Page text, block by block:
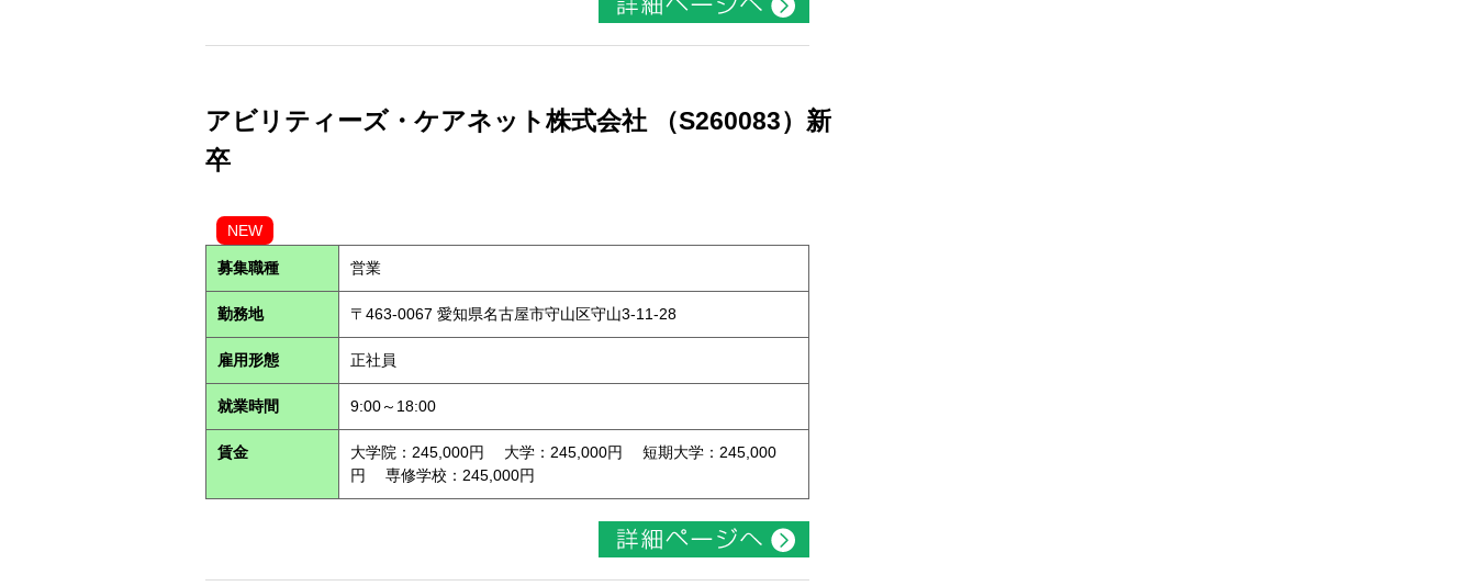
アビリティーズ・ケアネット株式会社 （S260083）新
卒
NEW
募集職種 営業
勤務地 〒463-0067 愛知県名古屋市守山区守山3-11-28
雇用形態 正社員
就業時間 9:00～18:00
賃金
大学院：245,000円 大学：245,000円 短期大学：245,000
円 専修学校：245,000円